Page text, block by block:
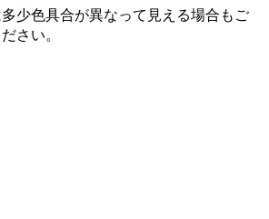
少色具合が異なって見える場合もご
さい。